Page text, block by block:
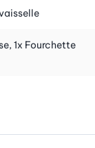
1x Fourchette